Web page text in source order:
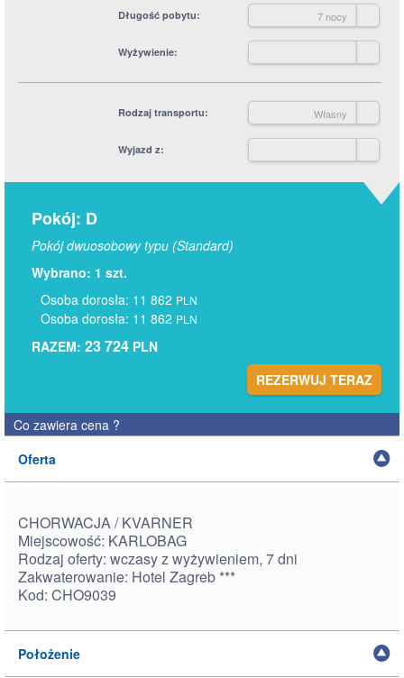
Długość pobytu 7 nocy
Wyżywienie
Rodzaj transportu Własny
Wyjazd z
Pokój: D
Pokój dwuosobowy typu (Standard)
Wybrano: 1 szt.
Osoba dorosła: 11 862 PLN
Osoba dorosła: 11 862 PLN
RAZEM: 23 724 PLN
REZERWUJ TERAZ
Co zawiera cena ?
Oferta
CHORWACJA / KVARNER
Miejscowość: KARLOBAG
Rodzaj oferty: wczasy z wyżywieniem, 7 dni
Zakwaterowanie: Hotel Zagreb ***
Kod: CHO9039
Położenie